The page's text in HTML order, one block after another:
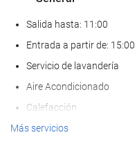
Salida hasta: 11:00
Entrada a partir de: 15:00
Servicio de lavandería
Aire Acondicionado
Calefacción
Ascensor
Más servicios